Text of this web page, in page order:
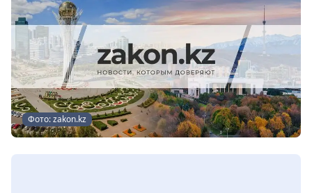
Фото: zakon.kz